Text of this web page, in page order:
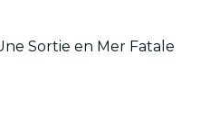
Sortie en Mer Fatale